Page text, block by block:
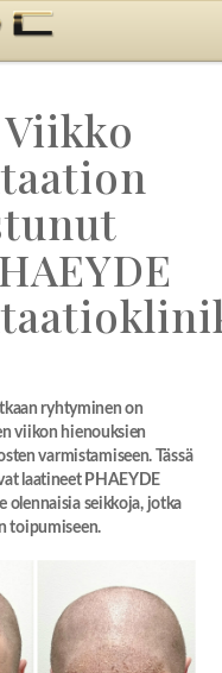
ryhtyminen on
viikon hienouksien
varmistamiseen. Tässä
laatineet PHAEYDE
olennaisia seikkoja, jotka
toipumiseen.